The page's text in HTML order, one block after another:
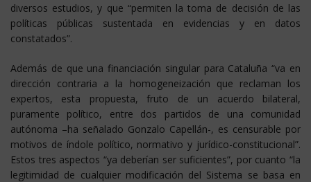
diversos estudios, y que “permiten la toma de decisión de las
políticas públicas sustentada en evidencias y en datos
constatados”.
Además de que una financiación singular para Cataluña “va en
dirección contraria a la homogeneización que reclaman los
expertos, esta propuesta, fruto de un acuerdo bilateral,
puramente político, entre dos partidos de una comunidad
autónoma –ha señalado Gonzalo Capellán-, es censurable por
motivos de índole político, normativo y jurídico-constitucional”.
Estos tres aspectos “ya deberían ser suficientes”, por cuanto “la
legitimidad de cualquier modificación del Sistema se basa en